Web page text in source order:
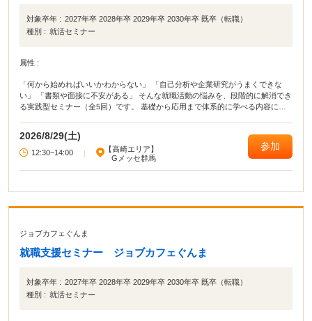
対象卒年 : 2027年卒 2028年卒 2029年卒 2030年卒 既卒（転職）
種別 : 就活セミナー
属性 :
「何から始めればいいかわからない」 「自己分析や企業研究がうまくできな
い」 「書類や面接に不安がある」 そんな就職活動の悩みを、段階的に解消でき
る実践型セミナー（全5回）です。 基礎から応用まで体系的に学べる内容に加
の方も、転職を考えている方も、それぞれに合った進め方をサポートします。
2026/8/29(土)
12:30~14:00 |
【高崎エリア】
Gメッセ群馬
参加
ジョブカフェぐんま
就職支援セミナー ジョブカフェぐんま
対象卒年 : 2027年卒 2028年卒 2029年卒 2030年卒 既卒（転職）
種別 : 就活セミナー